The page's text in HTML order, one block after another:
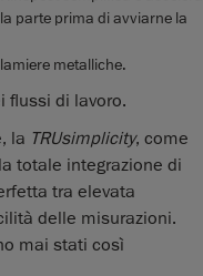
parte prima di avviarne la
metalliche.
flussi di lavoro.
la TRUsimplicity, come
totale integrazione di
tra elevata
delle misurazioni.
mai stati così